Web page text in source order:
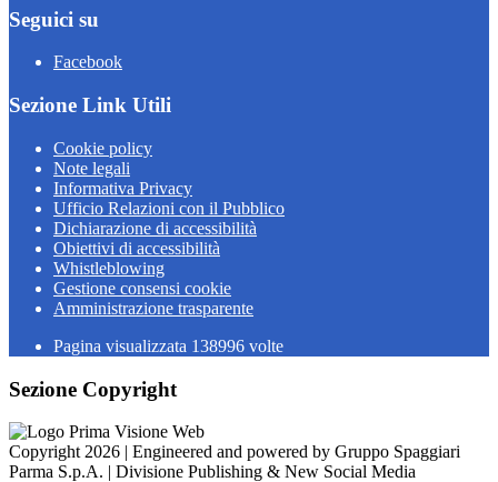
Seguici su
Facebook
Sezione Link Utili
Cookie policy
Note legali
Informativa Privacy
Ufficio Relazioni con il Pubblico
Dichiarazione di accessibilità
Obiettivi di accessibilità
Whistleblowing
Gestione consensi cookie
Amministrazione trasparente
Pagina visualizzata 138996 volte
Sezione Copyright
Copyright 2026 | Engineered and powered by Gruppo Spaggiari
Parma S.p.A. | Divisione Publishing & New Social Media